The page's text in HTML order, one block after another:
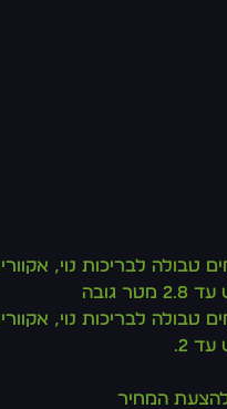
טבולה לבריכות נוי,
טבולה לבריכות נוי,
המחיר